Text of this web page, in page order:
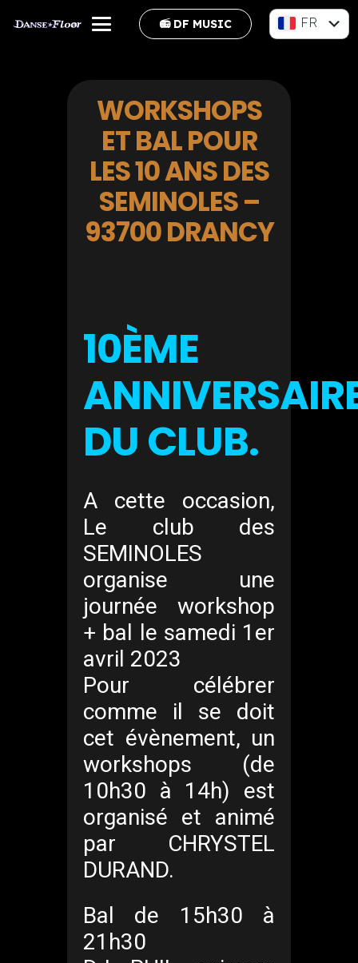
📻 DF MUSIC
FR
WORKSHOPS
ET BAL POUR
LES 10 ANS DES
SEMINOLES –
93700 DRANCY
10ÈME
DU CLUB.
A cette occasion,
Le club des
SEMINOLES
organise une
journée workshop
+ bal le samedi 1er
avril 2023
Pour célébrer
comme il se doit
cet évènement, un
workshops (de
10h30 à 14h) est
organisé et animé
par CHRYSTEL
DURAND.
Bal de 15h30 à
21h30